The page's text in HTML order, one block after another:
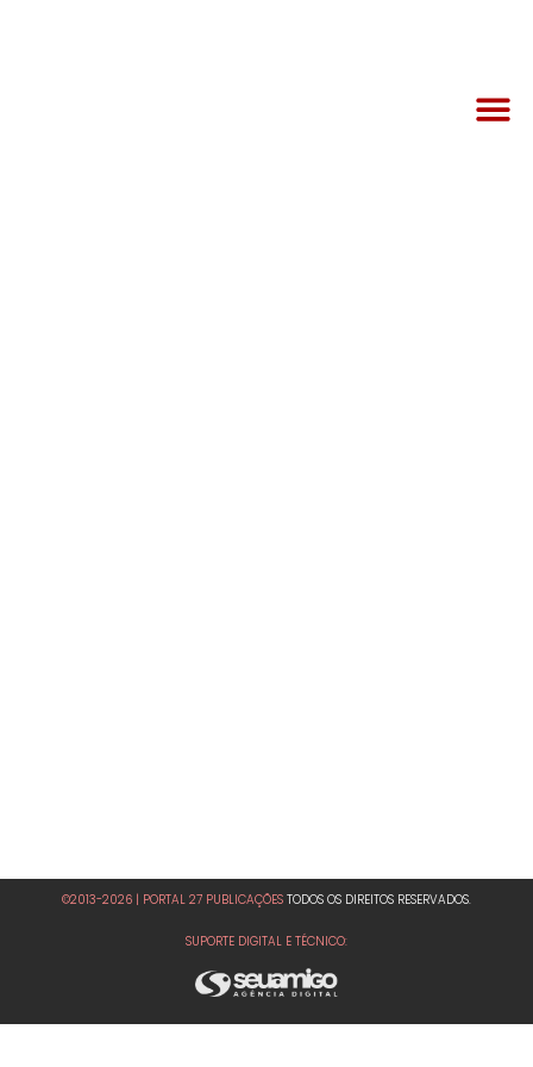
©2013-2026 | PORTAL 27 PUBLICAÇÕES TODOS OS DIREITOS RESERVADOS.
SUPORTE DIGITAL E TÉCNICO: